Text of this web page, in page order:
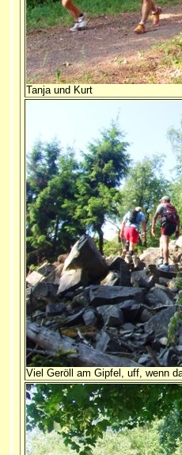
Tanja und Kurt
Viel Geröll am Gipfel, uff, wenn